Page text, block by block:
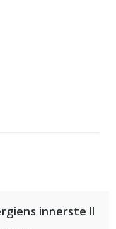
innerste II